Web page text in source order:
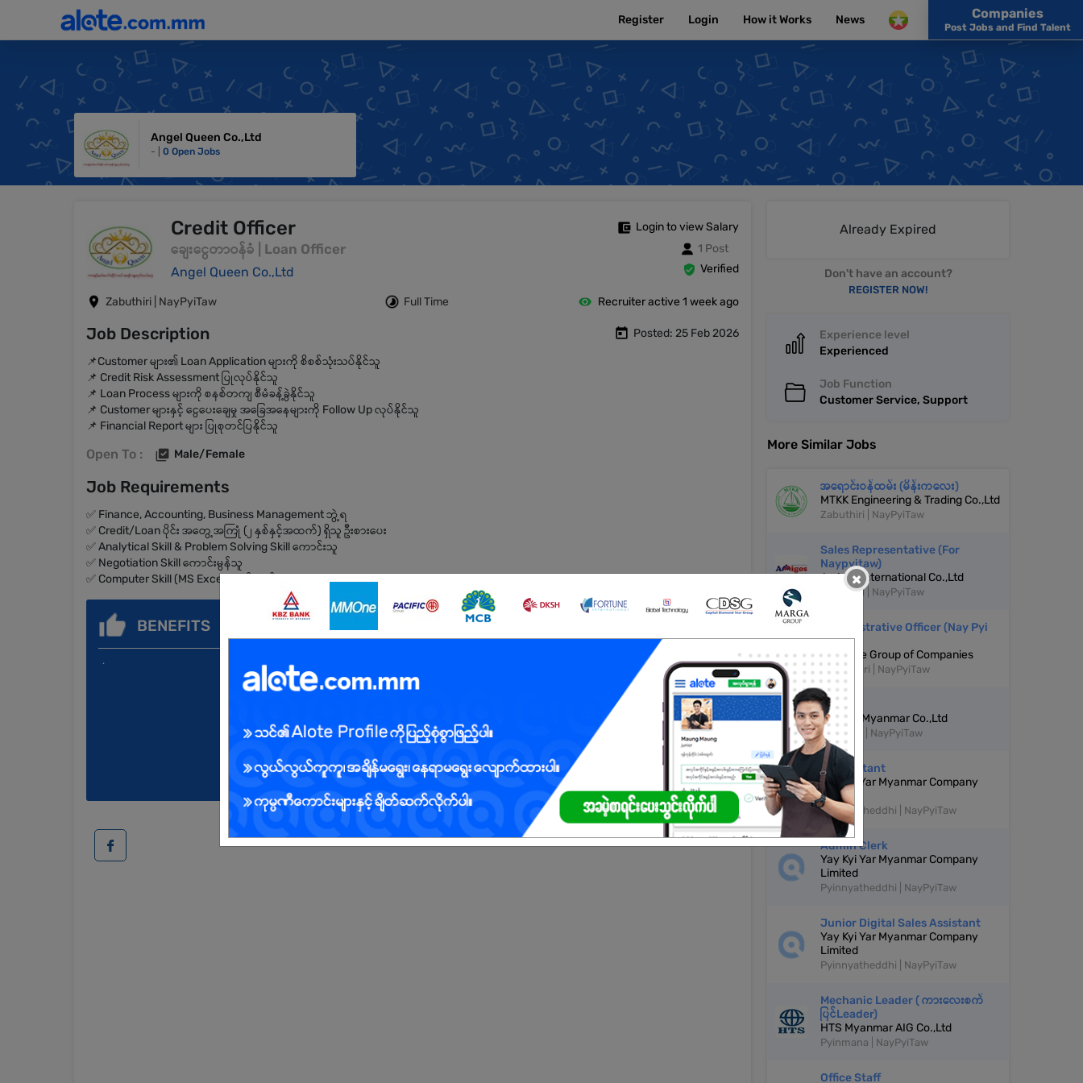
Register Login How it Works News Companies
Post Jobs and Find Talent
Angel Queen Co.,Ltd
- | 0 Open Jobs
Credit Officer
ချေးငွေတာဝန်ခံ | Loan Officer
Angel Queen Co.,Ltd
Login to view Salary
1 Post
Verified
Zabuthiri | NayPyiTaw Full Time Recruiter active 1 week ago
Job Description Posted: 25 Feb 2026
📌Customer များ၏ Loan Application များကို စိစစ်သုံးသပ်နိုင်သူ
📌 Credit Risk Assessment ပြုလုပ်နိုင်သူ
📌 Loan Process များကို စနစ်တကျ စီမံခန့်ခွဲနိုင်သူ
📌 Customer များနှင့် ငွေပေးချေမှု အခြေအနေများကို Follow Up လုပ်နိုင်သူ
📌 Financial Report များ ပြုစုတင်ပြနိုင်သူ
Open To : Male/Female
Job Requirements
✅ Finance, Accounting, Business Management ဘွဲ့ရ
✅ Credit/Loan ပိုင်း အတွေ့အကြုံ (၂ နှစ်နှင့်အထက်) ရှိသူ ဦးစားပေး
✅ Analytical Skill & Problem Solving Skill ကောင်းသူ
✅ Negotiation Skill ကောင်းမွန်သူ
✅ Computer Skill (MS Excel) ကျွမ်းကျင်သူ
BENEFITS
.
Already Expired
Don't have an account?
REGISTER NOW!
Experience level
Experienced
Job Function
Customer Service, Support
More Similar Jobs
အရောင်းဝန်ထမ်း (မိန်းကလေး)
MTKK Engineering & Trading Co.,Ltd
Zabuthiri | NayPyiTaw
Sales Representative (For
Naypyitaw)
Amigos International Co.,Ltd
Zabuthiri | NayPyiTaw
Administrative Officer (Nay Pyi
Taw)
Supreme Group of Companies
Ottarathiri | NayPyiTaw
Driver
Growth Myanmar Co.,Ltd
Zeyathiri | NayPyiTaw
Accountant
Yay Kyi Yar Myanmar Company
Limited
Pyinnyatheddhi | NayPyiTaw
Admin Clerk
Yay Kyi Yar Myanmar Company
Limited
Pyinnyatheddhi | NayPyiTaw
Junior Digital Sales Assistant
Yay Kyi Yar Myanmar Company
Limited
Pyinnyatheddhi | NayPyiTaw
Mechanic Leader ( ကားလေးစက်
ပြင်Leader)
HTS Myanmar AIG Co.,Ltd
Pyinmana | NayPyiTaw
Office Staff
×